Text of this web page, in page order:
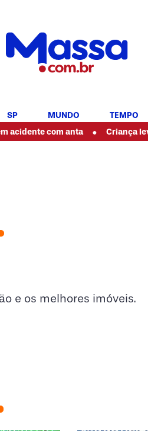
SP MUNDO TEMPO
com anta • Criança leva
e os melhores imóveis.